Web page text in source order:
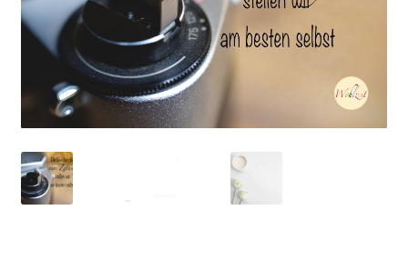
FAQ
Gutscheine und Aktionen
Impressum
Kasse
Mein Konto